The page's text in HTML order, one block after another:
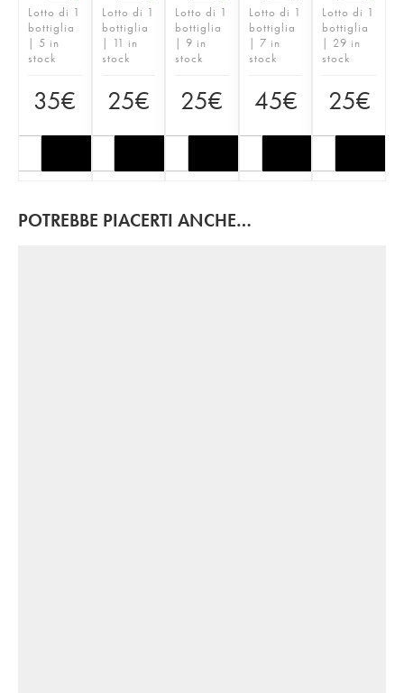
Lotto di 1
bottiglia
| 5 in
stock
35€
Lotto di 1
bottiglia
| 11 in
stock
25€
Lotto di 1
bottiglia
| 9 in
stock
25€
Lotto di 1
bottiglia
| 7 in
stock
45€
Lotto di 1
bottiglia
| 29 in
stock
25€
POTREBBE PIACERTI ANCHE…